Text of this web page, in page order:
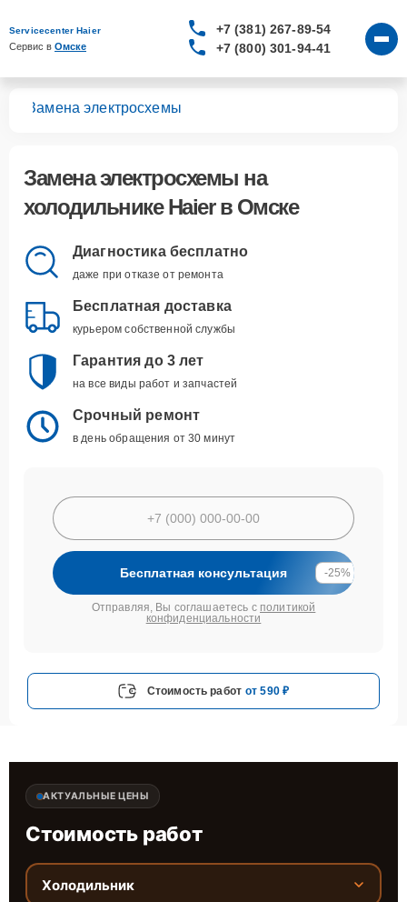
Servicecenter Haier
Сервис в Омске
+7 (381) 267-89-54
+7 (800) 301-94-41
Замена электросхемы
Замена электросхемы на
холодильнике Haier в Омске
Диагностика бесплатно
даже при отказе от ремонта
Бесплатная доставка
курьером собственной службы
Гарантия до 3 лет
на все виды работ и запчастей
Срочный ремонт
в день обращения от 30 минут
Бесплатная консультация -25%
Отправляя, Вы соглашаетесь с политикой
конфиденциальности
Стоимость работ от 590 ₽
АКТУАЛЬНЫЕ ЦЕНЫ
Стоимость работ
Холодильник